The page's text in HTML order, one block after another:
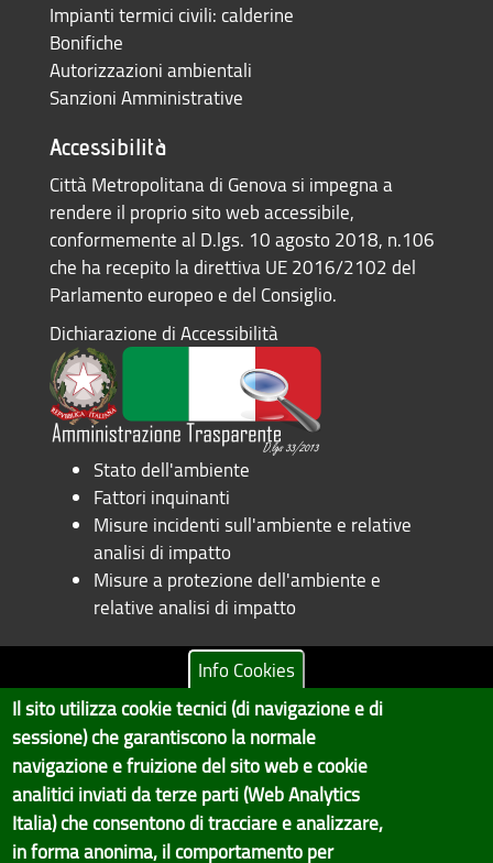
Impianti termici civili: calderine
Bonifiche
Autorizzazioni ambientali
Sanzioni Amministrative
Accessibilità
Città Metropolitana di Genova si impegna a
rendere il proprio sito web accessibile,
conformemente al D.lgs. 10 agosto 2018, n.106
che ha recepito la direttiva UE 2016/2102 del
Parlamento europeo e del Consiglio.
Dichiarazione di Accessibilità
Stato dell'ambiente
Fattori inquinanti
Misure incidenti sull'ambiente e relative
analisi di impatto
Misure a protezione dell'ambiente e
relative analisi di impatto
Copyright © 2017 Città metropolitana di Genova | CF:
80007350103
Il Portale è gestito dal Servizio Sistemi Informativi e Sviluppo Economico,
GenovaMetropoli
Tecnologie e Accessibilità
Info Cookies
Il sito utilizza cookie tecnici (di navigazione e di
sessione) che garantiscono la normale
navigazione e fruizione del sito web e cookie
analitici inviati da terze parti (Web Analytics
Italia) che consentono di tracciare e analizzare,
in forma anonima, il comportamento per